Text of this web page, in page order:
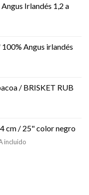
Irlandés 1,2 a
Angus irlandés
/ BRISKET RUB
cm / 25" color negro
incluido